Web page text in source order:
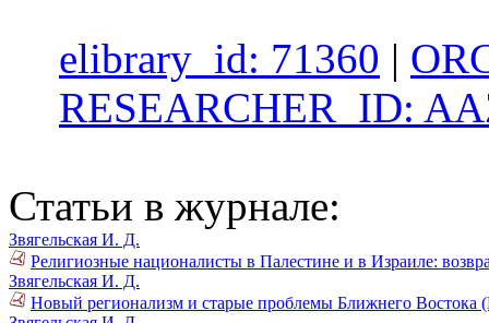
elibrary_id: 71360 |
RESEARCHER_ID:
Статьи в журнале:
Звягельская И. Д.
Религиозные националисты в Палестине и в Израиле:
Звягельская И. Д.
Новый регионализм и старые проблемы Ближнего Востока